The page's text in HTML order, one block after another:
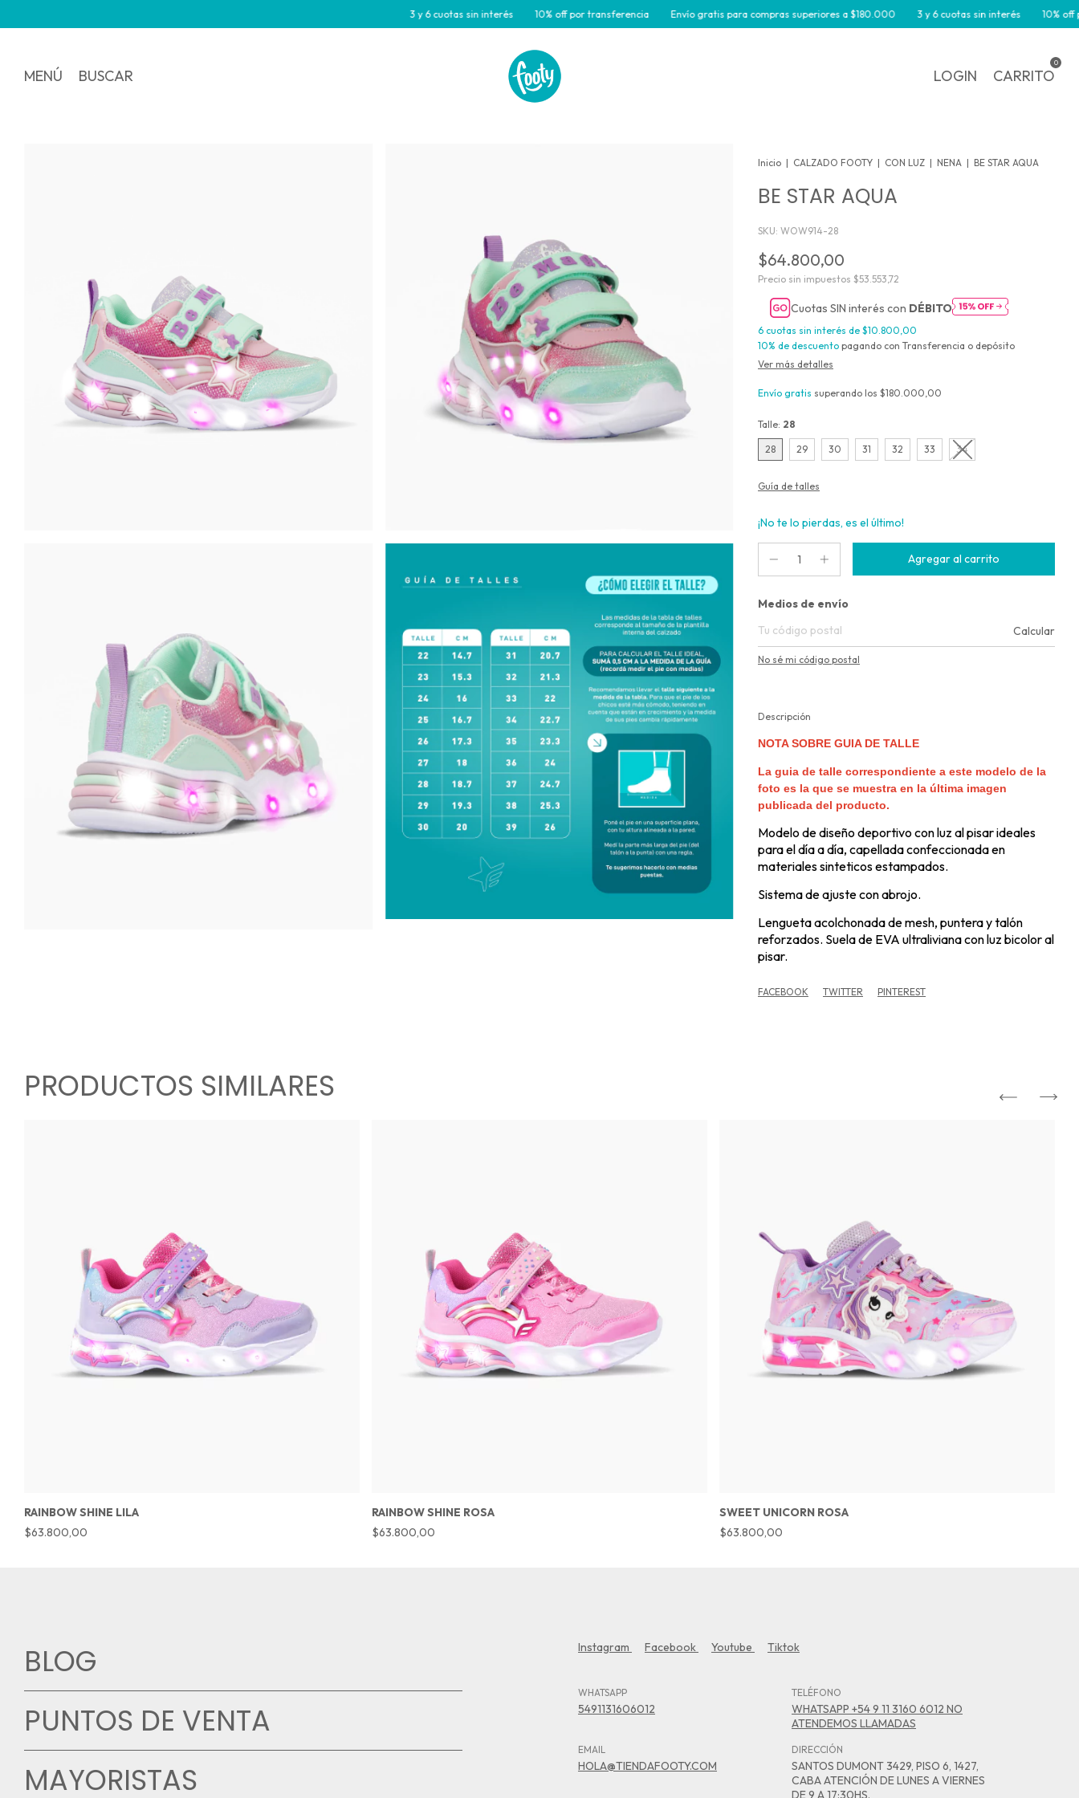
3 y 6 cuotas sin interés 10% off por transferencia Envío gratis para compras superiores a $180.000 3 y 6 cuotas sin interés 10% off por
MENÚ BUSCAR LOGIN CARRITO
0
Inicio | CALZADO FOOTY | CON LUZ | NENA | BE STAR AQUA
BE STAR AQUA
SKU: WOW914-28
$64.800,00
Precio sin impuestos $53.553,72
Cuotas SIN interés con DÉBITO
6 cuotas sin interés de $10.800,00
10% de descuento pagando con Transferencia o depósito
Ver más detalles
Envío gratis superando los $180.000,00
Talle: 28
28 29 30 31 32 33 34
Guía de talles
¡No te lo pierdas, es el último!
Entregas para el CP:
Medios de envío
Calcular
No sé mi código postal
Descripción
NOTA SOBRE GUIA DE TALLE
La guia de talle correspondiente a este modelo de la
foto es la que se muestra en la última imagen
publicada del producto.
Modelo de diseño deportivo con luz al pisar ideales
para el día a día, capellada confeccionada en
materiales sinteticos estampados.
Sistema de ajuste con abrojo.
Lengueta acolchonada de mesh, puntera y talón
reforzados. Suela de EVA ultraliviana con luz bicolor al
pisar.
FACEBOOK TWITTER PINTEREST
PRODUCTOS SIMILARES
RAINBOW SHINE LILA
$63.800,00
RAINBOW SHINE ROSA
$63.800,00
SWEET UNICORN ROSA
$63.800,00
BLOG
PUNTOS DE VENTA
MAYORISTAS
Instagram Facebook Youtube Tiktok
WHATSAPP
5491131606012
TELÉFONO
WHATSAPP +54 9 11 3160 6012 NO
ATENDEMOS LLAMADAS
EMAIL
HOLA@TIENDAFOOTY.COM
DIRECCIÓN
SANTOS DUMONT 3429, PISO 6, 1427,
CABA ATENCIÓN DE LUNES A VIERNES
DE 9 A 17:30HS.